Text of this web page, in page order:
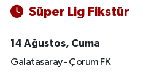
Süper Lig Fikstür
14 Ağustos, Cuma
Galatasaray - Çorum FK